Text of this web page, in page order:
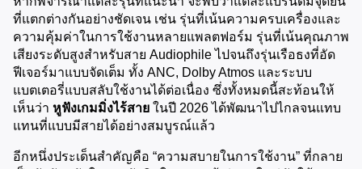
ที่แตกต่างกันอย่างชัดเจน เช่น รุ่นที่เน้นความครบเครื่องและ
ความคุ้มค่าในการใช้งานหลายแพลตฟอร์ม รุ่นที่เน้นคุณภาพ
เสียงระดับสูงสำหรับสาย Audiophile ไปจนถึงรุ่นเรือธงที่อัด
ฟีเจอร์มาแบบจัดเต็ม ทั้ง ANC, Dolby Atmos และระบบ
แบตเตอรี่แบบสลับใช้งานได้ต่อเนื่อง ซึ่งทั้งหมดนี้สะท้อนให้
เห็นว่า หูฟังเกมมิ่งไร้สาย ในปี 2026 ได้พัฒนาไปไกลจนแทบ
แทนที่แบบมีสายได้อย่างสมบูรณ์แล้ว
อีกหนึ่งประเด็นสำคัญคือ “ความสบายในการใช้งาน” ที่กลาย